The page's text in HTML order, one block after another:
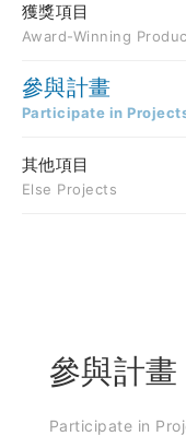
獲獎項目
Award-Winning
參與計畫
Participate in
其他項目
Else Projects
參與計畫
Participate in